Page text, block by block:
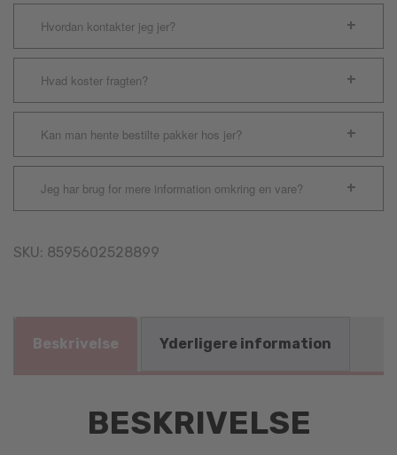
Hvordan kontakter jeg jer?
Hvad koster fragten?
Kan man hente bestilte pakker hos jer?
Jeg har brug for mere information omkring en vare?
SKU: 8595602528899
Beskrivelse Yderligere information
BESKRIVELSE